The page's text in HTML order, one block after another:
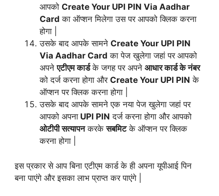
आपको Create Your UPI PIN Via Aadhar
Card का ऑप्शन मिलेगा उस पर आपको क्लिक करना
होगा |
उसके बाद आपके सामने Create Your UPI PIN
Via Aadhar Card का पेज खुलेगा जहां पर आपको
अपनेएटीएम कार्डके जगह पर अपने आधार कार्ड के नंबर
को दर्ज करना होगा और Create Your UPI PIN के
ऑप्शन पर क्लिक करना होगा |
उसके बाद आपके सामने एक नया पेज खुलेगा जहां पर
आपको अपना UPI PIN दर्ज करना होगा और आपको
ओटीपी सत्यापनकरकेसबमिटके ऑप्शन पर क्लिक
करना होगा |
इस प्रकार से आप बिना एटीएम कार्ड के ही अपना यूपीआई पिन
बना पाएंगे और इसका लाभ प्राप्त कर पाएंगे |